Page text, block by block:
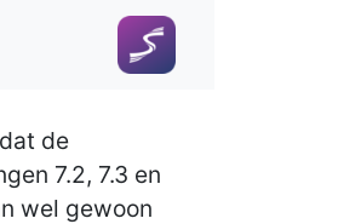
de
7.2, 7.3 en
wel gewoon